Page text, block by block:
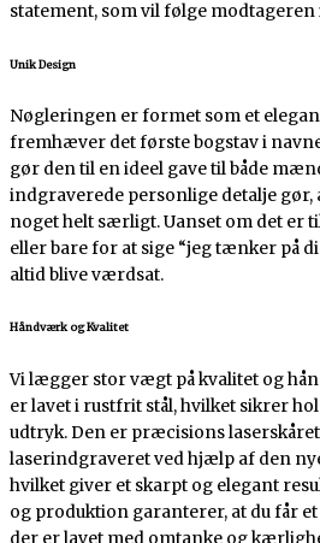
statement, som vil følge modtageren
Unik Design
Nøgleringen er formet som et
fremhæver det første bogstav i
gør den til en ideel gave til både
indgraverede personlige detalje
noget helt særligt. Uanset om det er
eller bare for at sige “jeg tænker på
altid blive værdsat.
Håndværk og Kvalitet
Vi lægger stor vægt på kvalitet og
er lavet i rustfrit stål, hvilket sikrer
udtryk. Den er præcisions
laserindgraveret ved hjælp af den
hvilket giver et skarpt og elegant
og produktion garanterer, at du får
der er lavet med omtanke og